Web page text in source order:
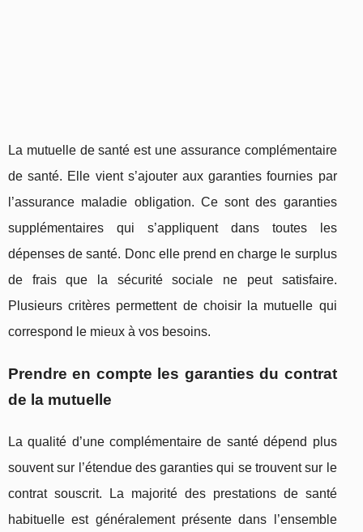
La mutuelle de santé est une assurance complémentaire
de santé. Elle vient s’ajouter aux garanties fournies par
l’assurance maladie obligation. Ce sont des garanties
supplémentaires qui s’appliquent dans toutes les
dépenses de santé. Donc elle prend en charge le surplus
de frais que la sécurité sociale ne peut satisfaire.
Plusieurs critères permettent de choisir la mutuelle qui
correspond le mieux à vos besoins.
Prendre en compte les garanties du contrat
de la mutuelle
La qualité d’une complémentaire de santé dépend plus
souvent sur l’étendue des garanties qui se trouvent sur le
contrat souscrit. La majorité des prestations de santé
habituelle est généralement présente dans l’ensemble